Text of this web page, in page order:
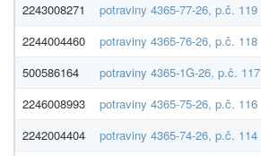
2243008271
potraviny 4365-77-26, p.č. 119
2244004460
potraviny 4365-76-26, p.č. 118
500586164
potraviny 4365-1G-26, p.č. 117
2246008993
potraviny 4365-75-26, p.č. 116
2242004404
potraviny 4365-74-26, p.č. 114